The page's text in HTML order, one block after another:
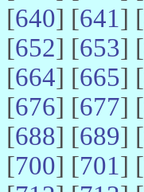
[640] [641] [
[652] [653] [
[664] [665] [
[676] [677] [
[688] [689] [
[700] [701] [